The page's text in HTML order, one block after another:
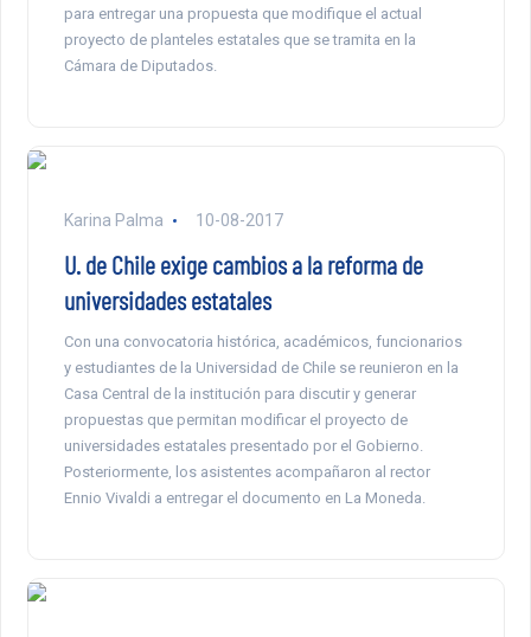
para entregar una propuesta que modifique el actual
proyecto de planteles estatales que se tramita en la
Cámara de Diputados.
Karina Palma 10-08-2017
U. de Chile exige cambios a la reforma de
universidades estatales
Con una convocatoria histórica, académicos, funcionarios
y estudiantes de la Universidad de Chile se reunieron en la
Casa Central de la institución para discutir y generar
propuestas que permitan modificar el proyecto de
universidades estatales presentado por el Gobierno.
Posteriormente, los asistentes acompañaron al rector
Ennio Vivaldi a entregar el documento en La Moneda.